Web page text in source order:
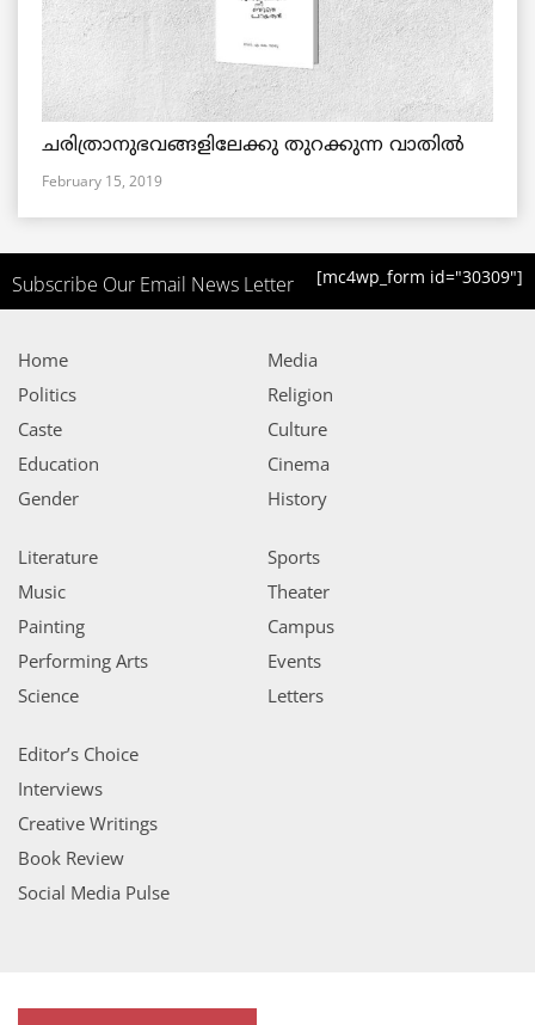
ചരിത്രാനുഭവങ്ങളിലേക്കു തുറക്കുന്ന വാതില്‍
February 15, 2019
Subscribe Our Email News Letter [mc4wp_form id="30309"]
Home
Politics
Caste
Education
Gender
Media
Religion
Culture
Cinema
History
Literature
Music
Painting
Performing Arts
Science
Sports
Theater
Campus
Events
Letters
Editor’s Choice
Interviews
Creative Writings
Book Review
Social Media Pulse